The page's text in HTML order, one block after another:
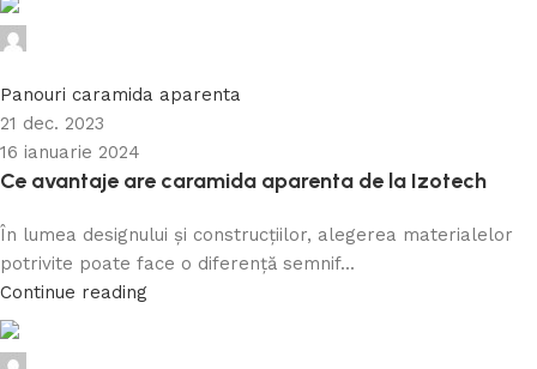
Panouri caramida aparenta
21 dec. 2023
16 ianuarie 2024
Ce avantaje are caramida aparenta de la Izotech
În lumea designului și construcțiilor, alegerea materialelor
potrivite poate face o diferență semnif...
Continue reading